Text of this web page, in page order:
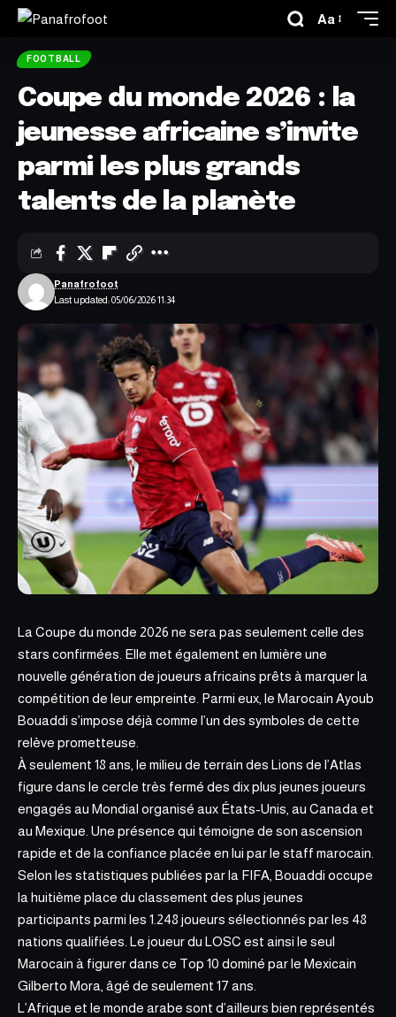
Aa
FOOTBALL
Coupe du monde 2026 : la
jeunesse africaine s’invite
parmi les plus grands
talents de la planète
Last updated: 05/06/2026 11:34
Panafrofoot
La Coupe du monde 2026 ne sera pas seulement celle des
stars confirmées. Elle met également en lumière une
nouvelle génération de joueurs africains prêts à marquer la
compétition de leur empreinte. Parmi eux, le Marocain Ayoub
Bouaddi s’impose déjà comme l’un des symboles de cette
relève prometteuse.
À seulement 18 ans, le milieu de terrain des Lions de l’Atlas
figure dans le cercle très fermé des dix plus jeunes joueurs
engagés au Mondial organisé aux États-Unis, au Canada et
au Mexique. Une présence qui témoigne de son ascension
rapide et de la confiance placée en lui par le staff marocain.
Selon les statistiques publiées par la FIFA, Bouaddi occupe
la huitième place du classement des plus jeunes
participants parmi les 1.248 joueurs sélectionnés par les 48
nations qualifiées. Le joueur du LOSC est ainsi le seul
Marocain à figurer dans ce Top 10 dominé par le Mexicain
Gilberto Mora, âgé de seulement 17 ans.
L’Afrique et le monde arabe sont d’ailleurs bien représentés